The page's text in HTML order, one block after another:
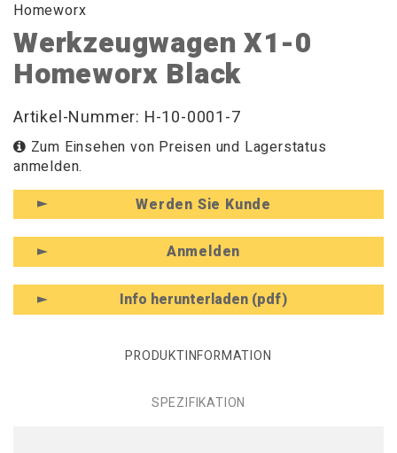
Homeworx
Werkzeugwagen X1-0
Homeworx Black
Artikel-Nummer: H-10-0001-7
Zum Einsehen von Preisen und Lagerstatus
anmelden.
Werden Sie Kunde
Anmelden
Info herunterladen (pdf)
PRODUKTINFORMATION
SPEZIFIKATION